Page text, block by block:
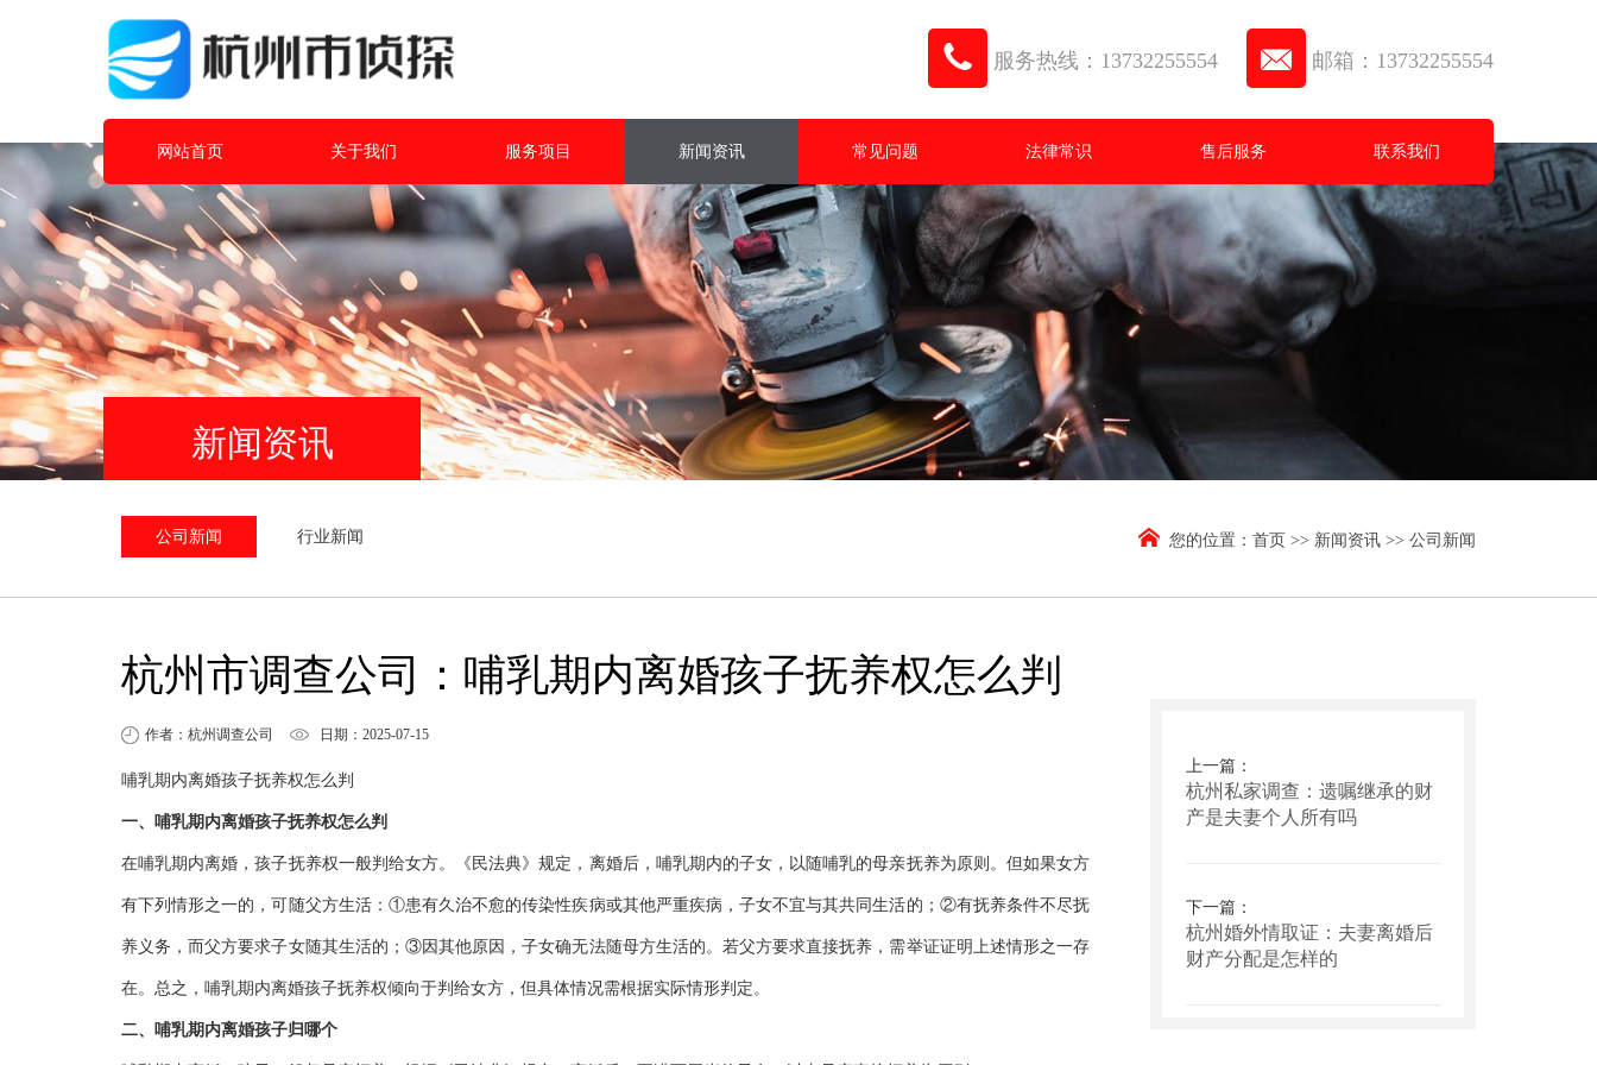
服务热线：13732255554 邮箱：13732255554
网站首页 关于我们 服务项目 新闻资讯 常见问题 法律常识 售后服务 联系我们
新闻资讯
公司新闻 行业新闻 您的位置： 首页 >> 新闻资讯 >> 公司新闻
杭州市调查公司：哺乳期内离婚孩子抚养权怎么判
作者：杭州调查公司 日期：2025-07-15
哺乳期内离婚孩子抚养权怎么判
一、哺乳期内离婚孩子抚养权怎么判
在哺乳期内离婚，孩子抚养权一般判给女方。《民法典》规定，离婚后，哺乳期内的子女，以随哺乳的母亲抚养为原则。但如果女方
有下列情形之一的，可随父方生活：①患有久治不愈的传染性疾病或其他严重疾病，子女不宜与其共同生活的；②有抚养条件不尽抚
养义务，而父方要求子女随其生活的；③因其他原因，子女确无法随母方生活的。若父方要求直接抚养，需举证证明上述情形之一存
在。总之，哺乳期内离婚孩子抚养权倾向于判给女方，但具体情况需根据实际情形判定。
二、哺乳期内离婚孩子归哪个
上一篇：
杭州私家调查：遗嘱继承的财
产是夫妻个人所有吗
下一篇：
杭州婚外情取证：夫妻离婚后
财产分配是怎样的